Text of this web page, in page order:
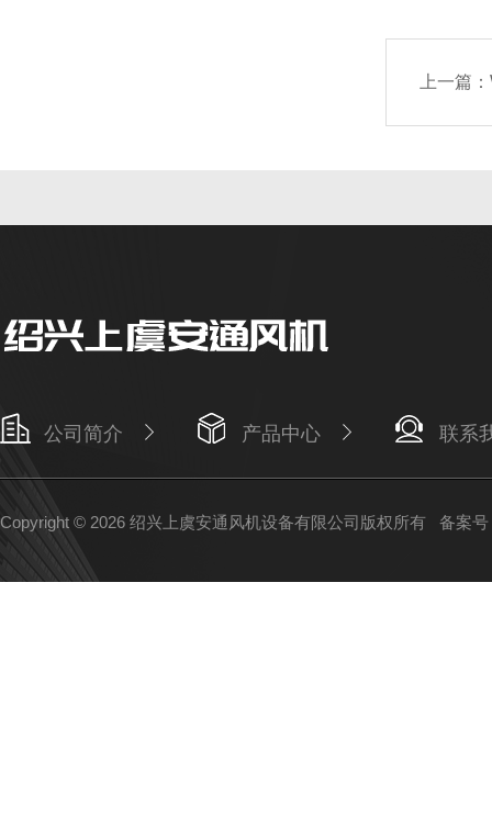
上一篇：
公司简介 产品中心 联系
Copyright © 2026 绍兴上虞安通风机设备有限公司版权所有 备案号